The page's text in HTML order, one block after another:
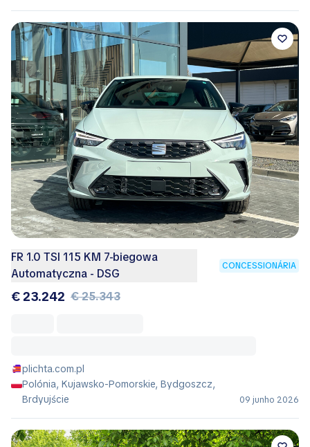
FR 1.0 TSI 115 KM 7-biegowa
Automatyczna - DSG
CONCESSIONÁRIA
€ 23.242 € 25.343
plichta.com.pl
Polónia, Kujawsko-Pomorskie, Bydgoszcz,
Brdyujście
09 junho 2026